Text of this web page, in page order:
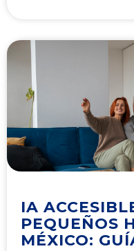
IA
PEQUEÑOS
MÉXICO: